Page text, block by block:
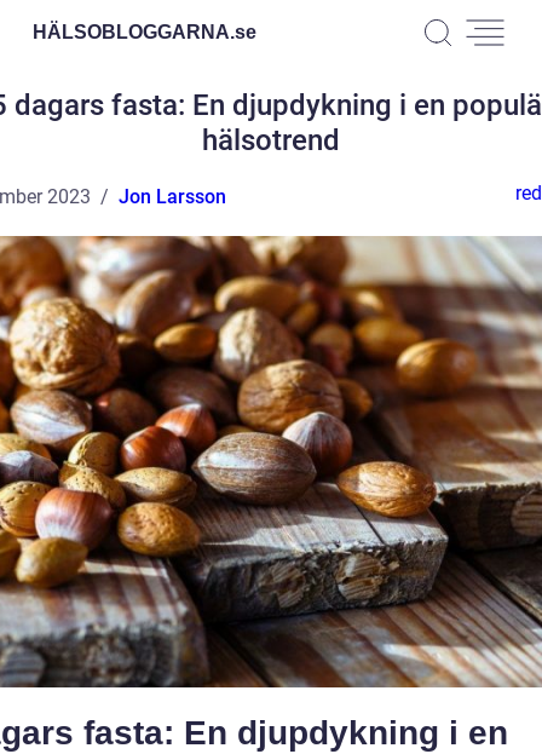
HÄLSOBLOGGARNA.se
dagars fasta: En djupdykning i en
hälsotrend
2023 Jon Larsson
fasta: En djupdykning i en